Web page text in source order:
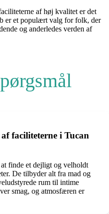
af høj kvalitet er det
er et populært valg for folk, der
og anderledes verden af
faciliteterne i Tucan
finde et dejligt og velholdt
De tilbyder alt fra mad og
rum til intime
smag, og atmosfæren er